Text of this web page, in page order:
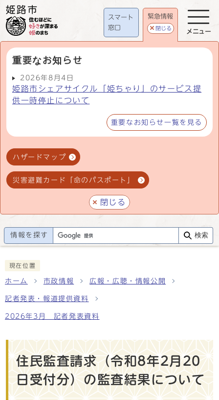
スマート
窓口
緊急情報
閉じる
重要なお知らせ
2026年8月4日
姫路市シェアサイクル「姫ちゃり」のサービス提
供一時停止について
重要なお知らせ一覧を見る
ハザードマップ
災害避難カード「命のパスポート」
閉じる
メニュー
情報を探す 検索
現在位置
ホーム 市政情報 広報・広聴・情報公開
記者発表・報道提供資料
2026年3月 記者発表資料
住民監査請求（令和8年2月20
日受付分）の監査結果について